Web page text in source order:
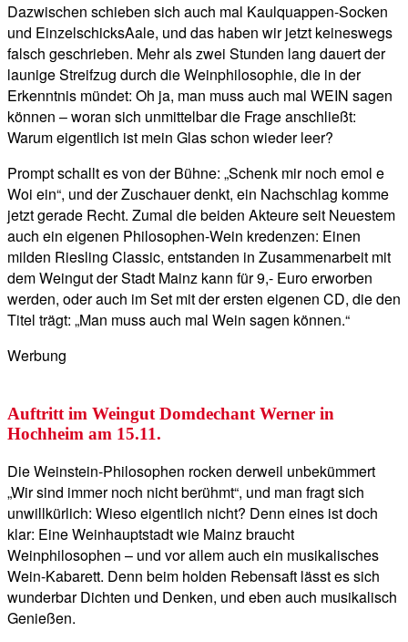
Dazwischen schieben sich auch mal Kaulquappen-Socken
und EinzelschicksAale, und das haben wir jetzt keineswegs
falsch geschrieben. Mehr als zwei Stunden lang dauert der
launige Streifzug durch die Weinphilosophie, die in der
Erkenntnis mündet: Oh ja, man muss auch mal WEIN sagen
können – woran sich unmittelbar die Frage anschließt:
Warum eigentlich ist mein Glas schon wieder leer?
Prompt schallt es von der Bühne: „Schenk mir noch emol e
Woi ein“, und der Zuschauer denkt, ein Nachschlag komme
jetzt gerade Recht. Zumal die beiden Akteure seit Neuestem
auch ein eigenen Philosophen-Wein kredenzen: Einen
milden Riesling Classic, entstanden in Zusammenarbeit mit
dem Weingut der Stadt Mainz kann für 9,- Euro erworben
werden, oder auch im Set mit der ersten eigenen CD, die den
Titel trägt: „Man muss auch mal Wein sagen können.“
Werbung
Auftritt im Weingut Domdechant Werner in
Hochheim am 15.11.
Die Weinstein-Philosophen rocken derweil unbekümmert
„Wir sind immer noch nicht berühmt“, und man fragt sich
unwillkürlich: Wieso eigentlich nicht? Denn eines ist doch
klar: Eine Weinhauptstadt wie Mainz braucht
Weinphilosophen – und vor allem auch ein musikalisches
Wein-Kabarett. Denn beim holden Rebensaft lässt es sich
wunderbar Dichten und Denken, und eben auch musikalisch
Genießen.